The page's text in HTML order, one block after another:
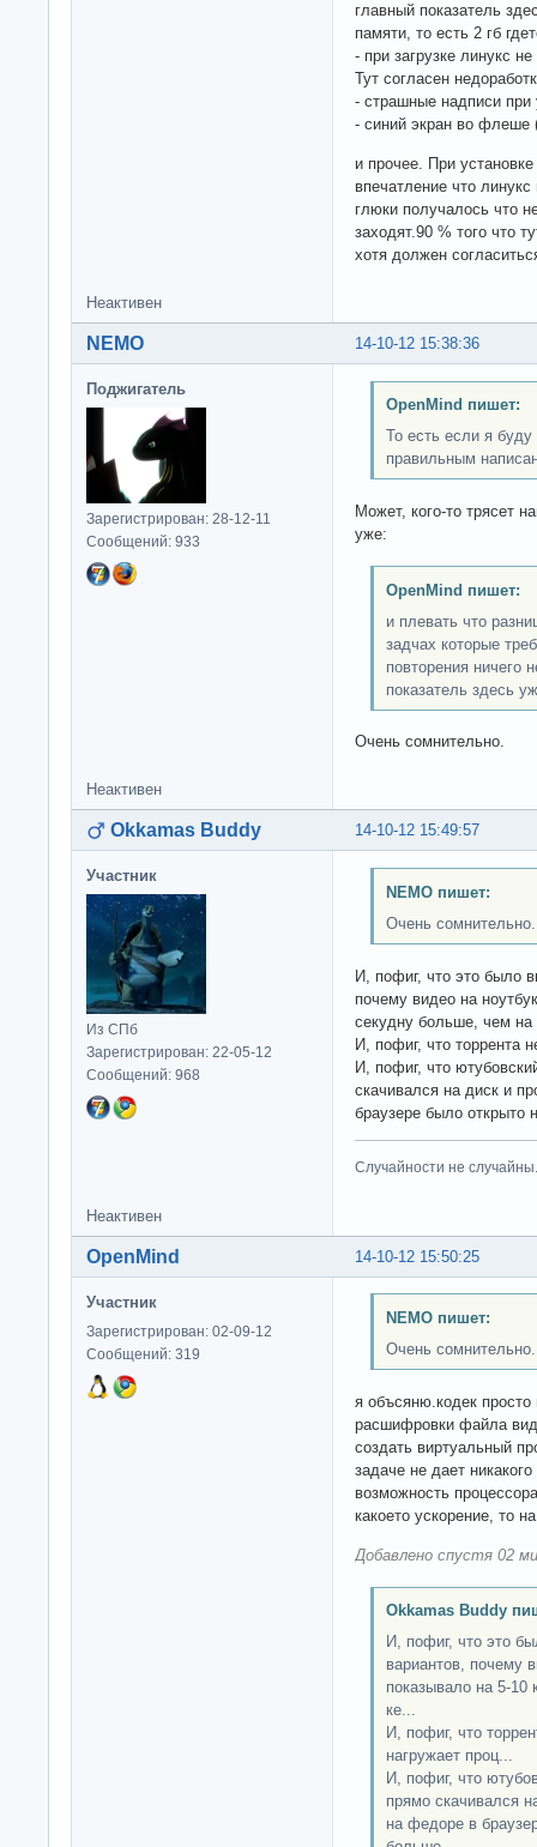
главный показатель
памяти, то есть 2 гб
- при загрузке линукс
Тут согласен
- страшные надписи при
- синий экран во флеше
и прочее. При
впечатление что
глюки получалось что
заходят.90 % того что
хотя должен
Неактивен
14-10-12 15:38:36
NEMO
Поджигатель
Зарегистрирован: 28-12-11
Сообщений: 933
OpenMind пишет:
То есть если я
правильным
Может, кого-то трясет
уже:
OpenMind пишет:
и плевать что
задчах которые
повторения ничего
показатель здесь
Очень сомнительно.
Неактивен
14-10-12 15:49:57
Okkamas Buddy
Участник
Из СПб
Зарегистрирован: 22-05-12
Сообщений: 968
NEMO пишет:
Очень сомнительно.
И, пофиг, что это было
почему видео на
секудну больше, чем на
И, пофиг, что торрента
И, пофиг, что
скачивался на диск и
браузере было открыто
Случайности не случайны.
Неактивен
14-10-12 15:50:25
OpenMind
Участник
Зарегистрирован: 02-09-12
Сообщений: 319
NEMO пишет:
Очень сомнительно.
я объсяню.кодек
расшифровки файла
создать виртуальный
задаче не дает
возможность
какоето ускорение, то
Добавлено спустя 02
Okkamas Buddy
И, пофиг, что это
вариантов, почему
показывало на 5-10
ке...
И, пофиг, что
нагружает проц...
И, пофиг, что
прямо скачивался
на федоре в